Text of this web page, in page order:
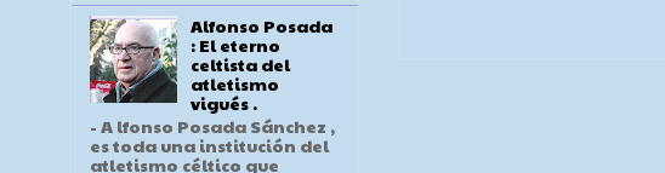
Alfonso Posada
: El eterno
celtista del
atletismo
vigués .
- A lfonso Posada Sánchez ,
es toda una institución del
atletismo céltico que